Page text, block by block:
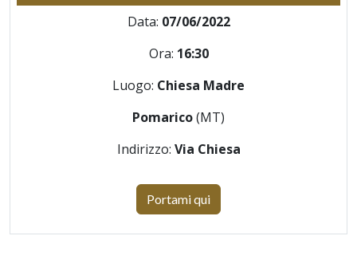
Data: 07/06/2022
Ora: 16:30
Luogo: Chiesa Madre
Pomarico(MT)
Indirizzo: Via Chiesa
Portami qui